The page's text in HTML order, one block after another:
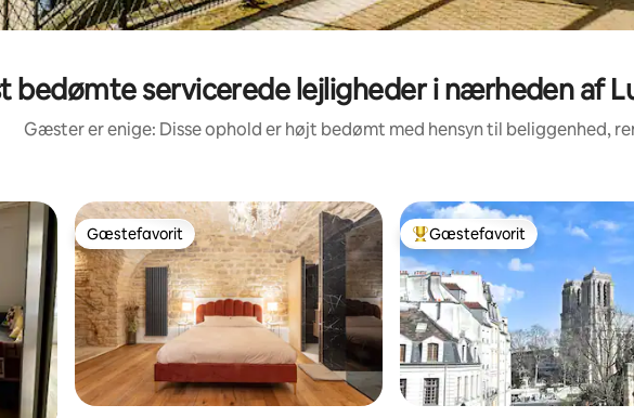
bedømte servicerede lejligheder i nærheden af
Gæster er enige: Disse ophold er højt bedømt med hensyn til beliggenhed,
Gæstefavorit
Gæstefavorit Bedste gæstefavorit
Gæstefavorit